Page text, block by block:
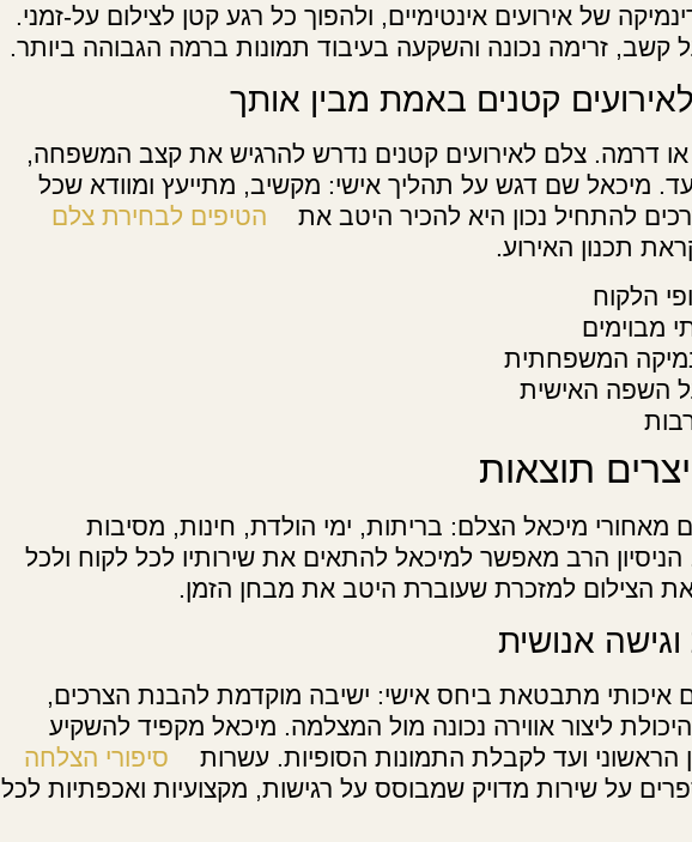
של אירועים אינטימיים, ולהפוך כל רגע קטן לצילום על-זמני.
זרימה נכונה והשקעה בעיבוד תמונות ברמה הגבוהה ביותר.
קטנים באמת מבין אותך
או דרמה. צלם לאירועים קטנים נדרש להרגיש את קצב המשפחה,
מיכאל שם דגש על תהליך אישי: מקשיב, מתייעץ ומוודא שכל
להתחיל נכון היא להכיר היטב את
הטיפים לבחירת צלם
תכנון האירוע.
הלקוח
מבוימים
המשפחתית
השפה האישית
תוצאות
מאחורי מיכאל הצלם: בריתות, ימי הולדת, חינות, מסיבות
הניסיון הרב מאפשר למיכאל להתאים את שירותיו לכל לקוח ולכל
הצילום למזכרת שעוברת היטב את מבחן הזמן.
אנושית
איכותי מתבטאת ביחס אישי: ישיבה מוקדמת להבנת הצרכים,
ליצור אווירה נכונה מול המצלמה. מיכאל מקפיד להשקיע
הראשוני ועד לקבלת התמונות הסופיות. עשרות
סיפורי הצלחה
על שירות מדויק שמבוסס על רגישות, מקצועיות ואכפתיות לכל